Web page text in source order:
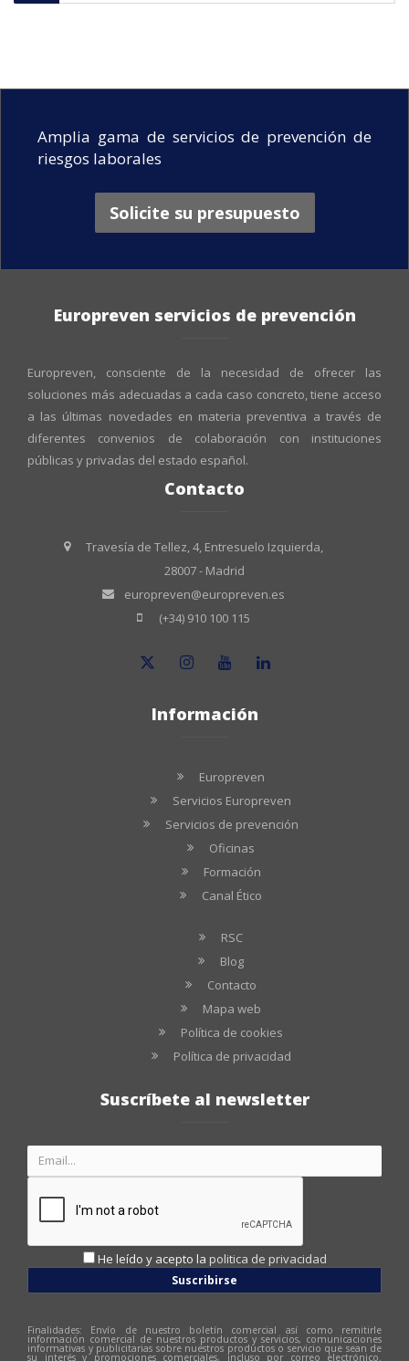
Amplia gama de servicios de prevención de
riesgos laborales
Solicite su presupuesto
Europreven servicios de prevención
Europreven, consciente de la necesidad de ofrecer las
soluciones más adecuadas a cada caso concreto, tiene acceso
a las últimas novedades en materia preventiva a través de
diferentes convenios de colaboración con instituciones
públicas y privadas del estado español.
Contacto
Travesía de Tellez, 4, Entresuelo Izquierda,
28007 - Madrid
europreven@europreven.es
(+34) 910 100 115
Información
Europreven
Servicios Europreven
Servicios de prevención
Oficinas
Formación
Canal Ético
RSC
Blog
Contacto
Mapa web
Política de cookies
Política de privacidad
Suscríbete al newsletter
He leído y acepto la politica de privacidad
Suscribirse
Finalidades: Envío de nuestro boletín comercial así como remitirle
información comercial de nuestros productos y servicios, comunicaciones
informativas y publicitarias sobre nuestros productos o servicio que sean de
su interés y promociones comerciales, incluso por correo electrónico.